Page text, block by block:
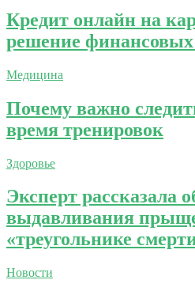
Кредит онлайн на
решение финансовых
Медицина
Почему важно
время тренировок
Здоровье
Эксперт рассказала
выдавливания
«треугольнике
Новости